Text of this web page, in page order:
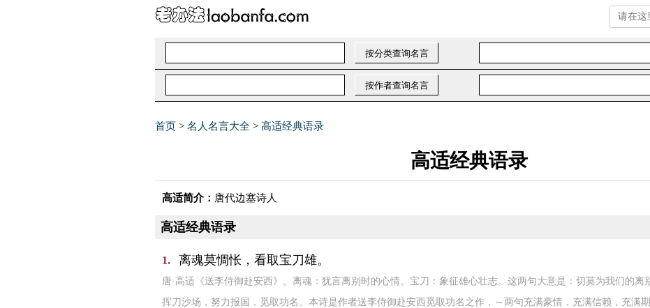
首页 > 名人名言大全 > 高适经典语录
高适经典语录
高适简介： 唐代边塞诗人
高适经典语录
1. 离魂莫惆怅，看取宝刀雄。
唐·高适《送李侍御赴安西》。离魂：犹言离别时的心情。宝刀：象征雄心壮志。这两句大意是：切莫为我们的离
挥刀沙场，努力报国，觅取功名。本诗是作者送李侍御赴安西觅取功名之作，～两句充满豪情，充满信赖，充满